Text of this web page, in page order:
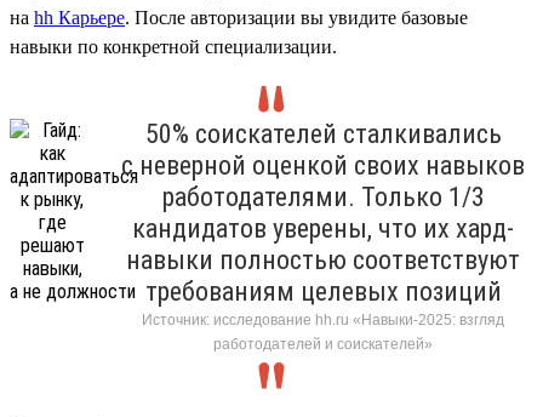
на hh Карьере. После авторизации вы увидите базовые
навыки по конкретной специализации.
50% соискателей сталкивались
с неверной оценкой своих навыков
работодателями. Только 1/3
кандидатов уверены, что их хард-
навыки полностью соответствуют
требованиям целевых позиций
Источник: исследование hh.ru «Навыки-2025: взгляд
работодателей и соискателей»